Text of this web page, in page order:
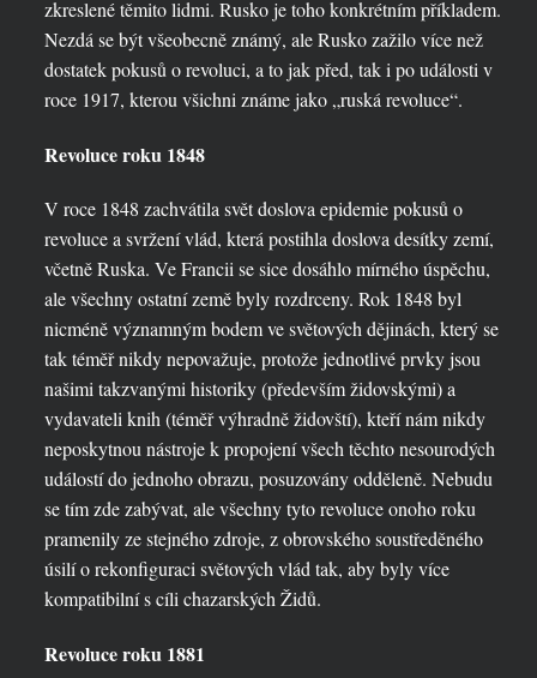
zkreslené těmito lidmi. Rusko je toho konkrétním příkladem.
Nezdá se být všeobecně známý, ale Rusko zažilo více než
dostatek pokusů o revoluci, a to jak před, tak i po události v
roce 1917, kterou všichni známe jako „ruská revoluce“.
Revoluce roku 1848
V roce 1848 zachvátila svět doslova epidemie pokusů o
revoluce a svržení vlád, která postihla doslova desítky zemí,
včetně Ruska. Ve Francii se sice dosáhlo mírného úspěchu,
ale všechny ostatní země byly rozdrceny. Rok 1848 byl
nicméně významným bodem ve světových dějinách, který se
tak téměř nikdy nepovažuje, protože jednotlivé prvky jsou
našimi takzvanými historiky (především židovskými) a
vydavateli knih (téměř výhradně židovští), kteří nám nikdy
neposkytnou nástroje k propojení všech těchto nesourodých
událostí do jednoho obrazu, posuzovány odděleně. Nebudu
se tím zde zabývat, ale všechny tyto revoluce onoho roku
pramenily ze stejného zdroje, z obrovského soustředěného
úsilí o rekonfiguraci světových vlád tak, aby byly více
kompatibilní s cíli chazarských Židů.
Revoluce roku 1881